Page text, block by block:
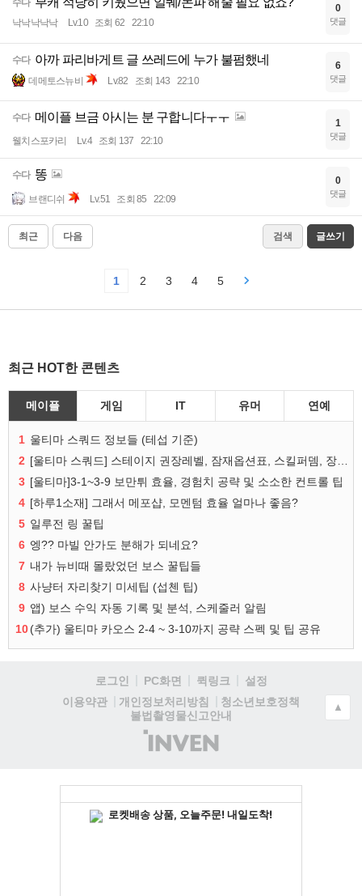
수다
낙낙낙낙낙 Lv.10 조회 62 22:10
0
댓글
수다 아까 파리바게트 글 쓰레드에 누가 불펌했네
데메토스뉴비 Lv.82 조회 143 22:10
6
댓글
수다 메이플 브금 아시는 분 구합니다ㅜㅜ
웰치스포카리 Lv.4 조회 137 22:10
1
댓글
수다 똥
브랜디쉬 Lv.51 조회 85 22:09
0
댓글
최근 다음 검색 글쓰기
1 2 3 4 5
최근 HOT한 콘텐츠
메이플 게임 IT 유머 연예
1 울티마 스쿼드 정보들 (테섭 기준)
2
3 [울티마]3-1~3-9 보만튀 효율, 경험치 공략 및 소소한 컨트롤 팁
4 [하루1소재] 그래서 메포샵, 모멘텀 효율 얼마나 좋음?
5 일루전 링 꿀팁
6 엥?? 마빌 안가도 분해가 되네요?
7 내가 뉴비때 몰랐었던 보스 꿀팁들
8 사냥터 자리찾기 미세팁 (섭첸 팁)
9 앱) 보스 수익 자동 기록 및 분석, 스케줄러 알림
10(추가) 울티마 카오스 2-4 ~ 3-10까지 공략 스펙 및 팁 공유
로그인 PC화면 퀵링크
설정
이용약관
개인정보처리방침
청소년보호정책
불법촬영물신고안내
(주)
인
▲